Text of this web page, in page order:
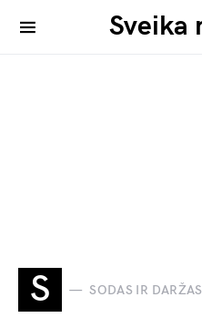
Sveika
S SODAS IR DARŽAS